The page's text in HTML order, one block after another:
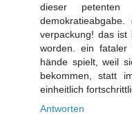
dieser
verpackung! das ist
worden. ein fataler
hände spielt, weil
bekommen, statt
einheitlich
Antworten